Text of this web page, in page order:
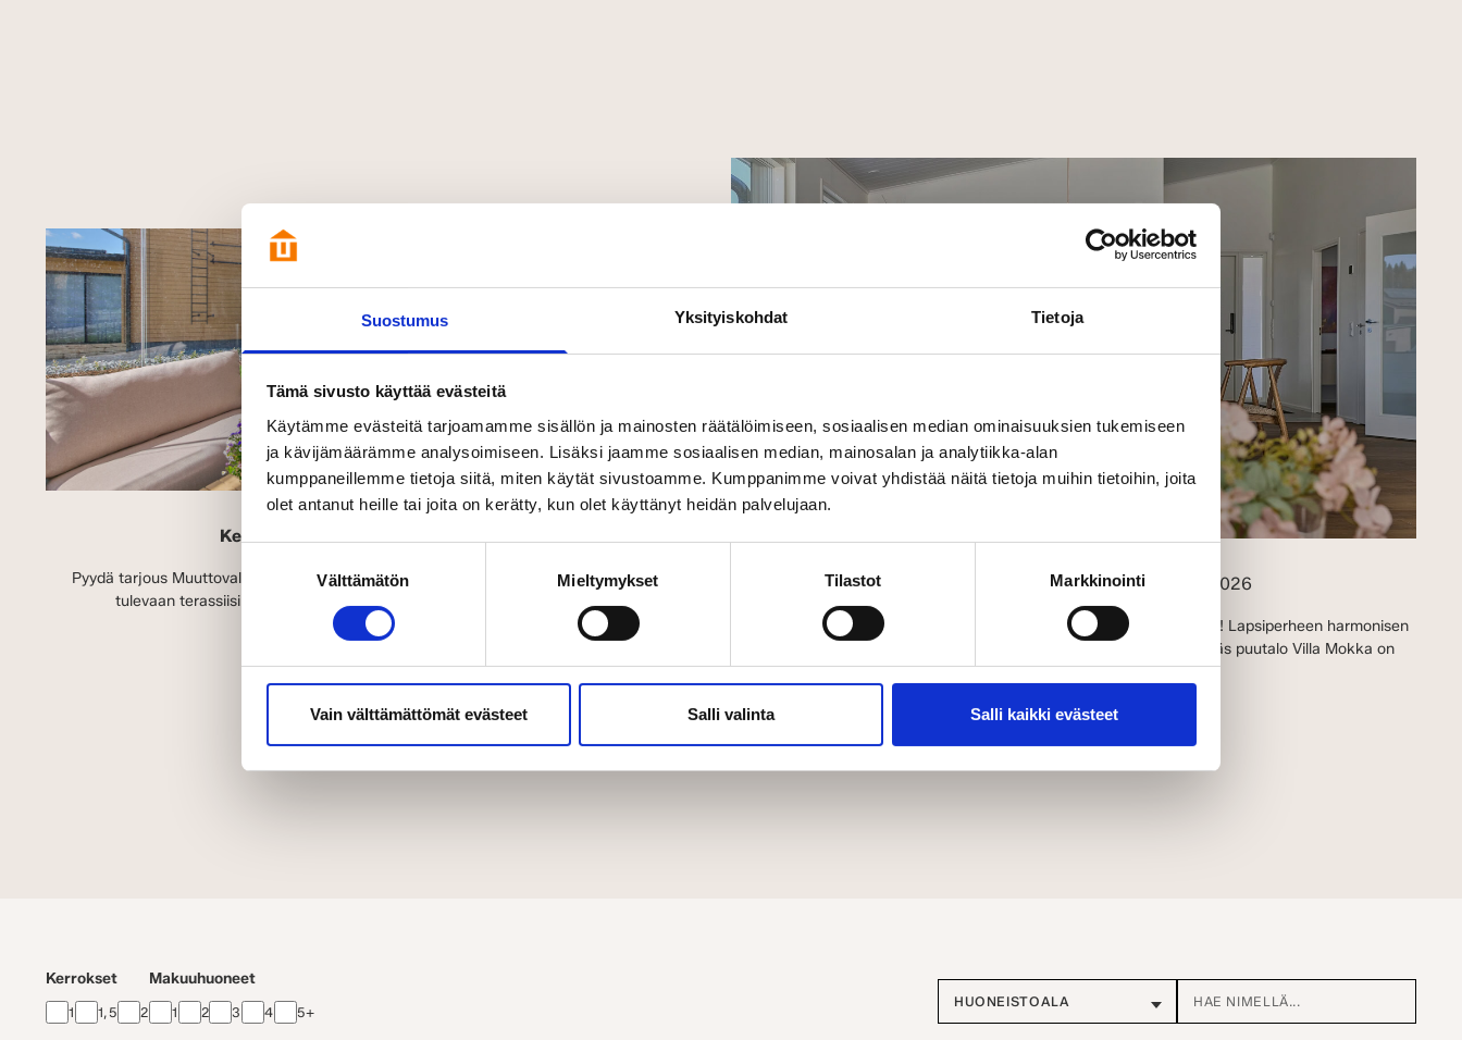
Suostumus Yksityiskohdat Tietoja
Tämä sivusto käyttää evästeitä
Käytämme evästeitä tarjoamamme sisällön ja mainosten räätälöimiseen, sosiaalisen median ominaisuuksien tukemiseen
ja kävijämäärämme analysoimiseen. Lisäksi jaamme sosiaalisen median, mainosalan ja analytiikka-alan
kumppaneillemme tietoja siitä, miten käytät sivustoamme. Kumppanimme voivat yhdistää näitä tietoja muihin tietoihin, joita
olet antanut heille tai joita on kerätty, kun olet käyttänyt heidän palvelujaan.
valinta
Välttämätön Mieltymykset Tilastot Markkinointi
Vain välttämättömät evästeet Salli valinta Salli kaikki evästeet
Kesäkampanja:
Pyydä tarjous Muuttovalmiista tai Viittä vaille valmiista hirsitalosta nyt ja hyödynnä kesäetu
tulevaan terassiisi. Tutustu tarjoukseen ja kysy lisää lähimmältä kauppiaaltasi!
LUE LISÄÄ EDUSTA
Lempäälässä 10.7.–9.8.2026
Tämän kesän Asuntomessuilla voit tutustua kahteen kohteeseemme! Lapsiperheen harmonisen
hirsikodin Saikan Tunnun löydät messualueelta numerolla 2. Tyylikäs puutalo Villa Mokka on
kohde numero 18.
TUTUSTU MESSUKOTEIHIN
Kerrokset
1 1,5 2
Makuuhuoneet
1 2 3 4 5+